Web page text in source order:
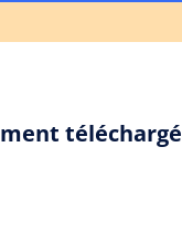
téléchargé